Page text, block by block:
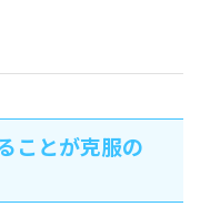
ことが克服の